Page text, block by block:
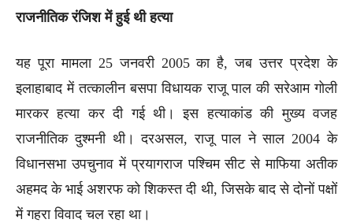
राजनीतिक रंजिश में हुई थी हत्या
यह पूरा मामला 25 जनवरी 2005 का है, जब उत्तर प्रदेश के
इलाहाबाद में तत्कालीन बसपा विधायक राजू पाल की सरेआम गोली
मारकर हत्या कर दी गई थी। इस हत्याकांड की मुख्य वजह
राजनीतिक दुश्मनी थी। दरअसल, राजू पाल ने साल 2004 के
विधानसभा उपचुनाव में प्रयागराज पश्चिम सीट से माफिया अतीक
अहमद के भाई अशरफ को शिकस्त दी थी, जिसके बाद से दोनों पक्षों
में गहरा विवाद चल रहा था।